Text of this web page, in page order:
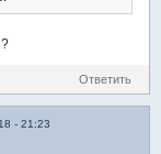
Ответить
- 21:23